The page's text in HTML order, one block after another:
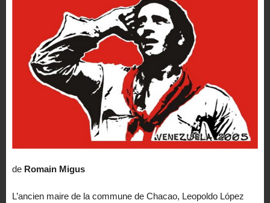
de Romain Migus
L’ancien maire de la commune de Chacao, Leopoldo López